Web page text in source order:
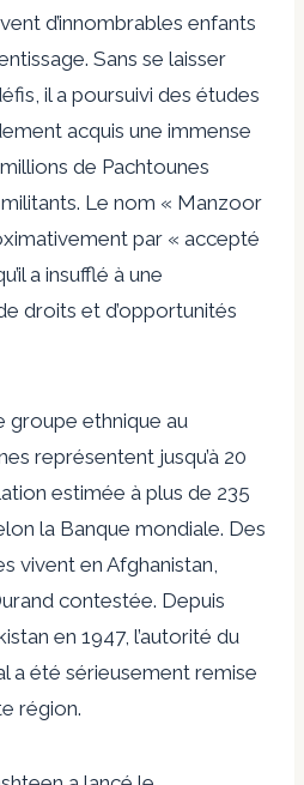
d’innombrables enfants
Sans se laisser
il a poursuivi des études
acquis une immense
de Pachtounes
Le nom « Manzoor
par « accepté
a insufflé à une
droits et d’opportunités
groupe ethnique au
représentent jusqu’à 20
estimée à plus de 235
la Banque mondiale. Des
vivent en Afghanistan,
contestée. Depuis
en 1947, l’autorité du
a été sérieusement remise
région.